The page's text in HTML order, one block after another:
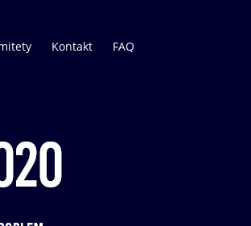
Organizacyjny
Kontakt FAQ